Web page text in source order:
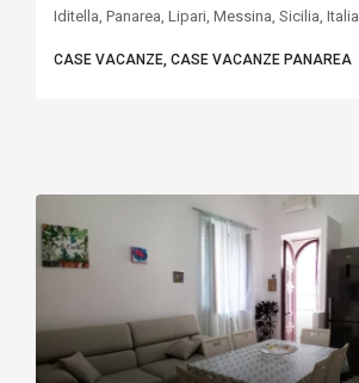
Iditella, Panarea, Lipari, Messina, Sicilia, Italia
CASE VACANZE, CASE VACANZE PANAREA